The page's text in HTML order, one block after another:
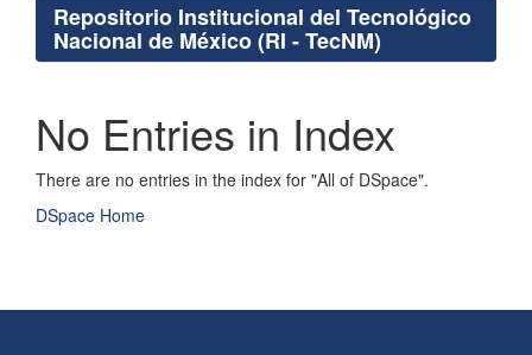
Repositorio Institucional del Tecnológico
Nacional de México (RI - TecNM)
No Entries in Index
There are no entries in the index for "All of DSpace".
DSpace Home